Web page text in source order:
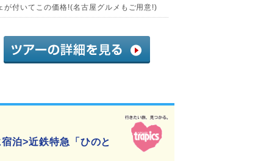
付いてこの価格!(名古屋グルメもご用意!)
泊>近鉄特急「ひのと